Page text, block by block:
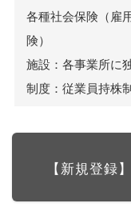
各種社会保険（雇
険）
施設：各事業所に
制度：従業員持株
【新規登録